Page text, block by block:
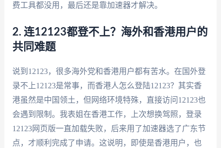
费工具都没用，最后还是靠加速器才解决。
2. 连12123都登不上？海外和香港用户的
共同难题
说到12123，很多海外党和香港用户都有苦水。在国外登
录不上12123是常事，而香港人怎么登陆12123？其实香
港虽然是中国领土，但网络环境特殊，直接访问12123也
会遇到限制。我表姐在香港工作，上次想换驾照，登录
12123网页版一直加载失败，后来用了加速器选了广东节
点，才顺利完成了申请。这说明，即使是香港用户，也